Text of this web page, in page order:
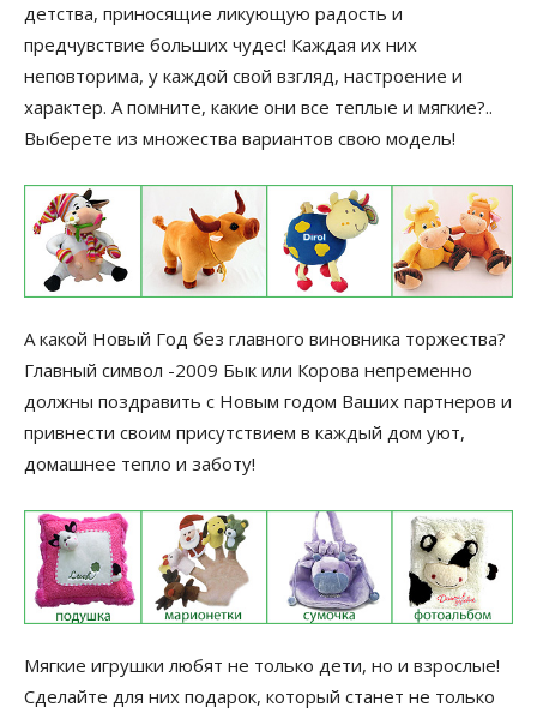
детства, приносящие ликующую радость и
предчувствие больших чудес! Каждая их них
неповторима, у каждой свой взгляд, настроение и
характер. А помните, какие они все теплые и мягкие?..
Выберете из множества вариантов свою модель!
А какой Новый Год без главного виновника торжества?
Главный символ -2009 Бык или Корова непременно
должны поздравить с Новым годом Ваших партнеров и
привнести своим присутствием в каждый дом уют,
домашнее тепло и заботу!
Мягкие игрушки любят не только дети, но и взрослые!
Сделайте для них подарок, который станет не только